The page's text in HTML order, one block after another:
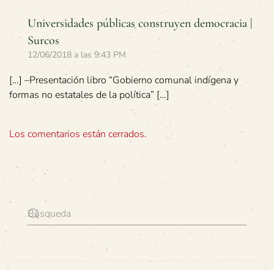
Universidades públicas construyen democracia |
Surcos
12/06/2018 a las 9:43 PM
[…] –Presentación libro “Gobierno comunal indígena y
formas no estatales de la política” […]
Los comentarios están cerrados.